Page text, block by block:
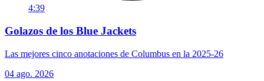
4:39
Golazos de los Blue Jackets
Las mejores cinco anotaciones de Columbus en la 2025-26
04 ago. 2026